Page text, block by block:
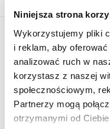
Niniejsza strona
Wykorzystujemy pliki
i reklam, aby
analizować ruch w
korzystasz z naszej
społecznościowym,
Partnerzy mogą
otrzymanymi od
Produkty